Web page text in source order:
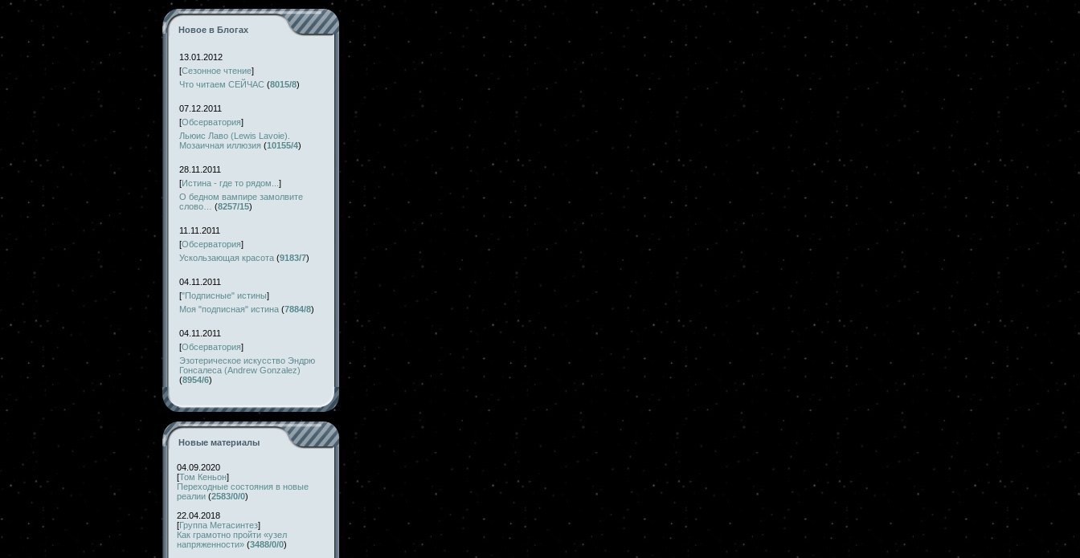
Новое в Блогах
13.01.2012
[Сезонное чтение]
Что читаем СЕЙЧАС (8015/8)
07.12.2011
[Обсерватория]
Льюис Лаво (Lewis Lavoie).
Мозаичная иллюзия (10155/4)
28.11.2011
[Истина - где то рядом... ]
О бедном вампире замолвите
слово…
(8257/15)
11.11.2011
[Обсерватория]
Ускользающая красота (9183/7)
04.11.2011
["Подписные" истины]
Моя "подписная" истина (7884/8)
04.11.2011
[Обсерватория]
Эзотерическое искусство Эндрю
Гонсалеса (Andrew Gonzalez)
(8954/6)
Новые материалы
04.09.2020
[Том Кеньон]
Переходные состояния в новые
реалии (2583/0/0)
22.04.2018
[Группа Метасинтез]
Как грамотно пройти «узел
напряженности» (3488/0/0)